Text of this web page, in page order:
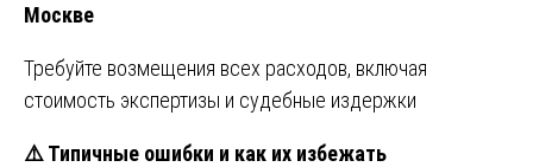
Москве
Требуйте возмещения всех расходов, включая
стоимость экспертизы и судебные издержки
⚠️Типичные ошибки и как их избежать